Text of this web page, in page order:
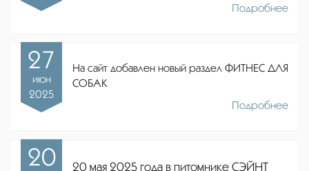
Подробнее
27
июн
2025
На сайт добавлен новый раздел ФИТНЕС ДЛЯ
СОБАК
Подробнее
20
20 мая 2025 года в питомнике СЭЙНТ